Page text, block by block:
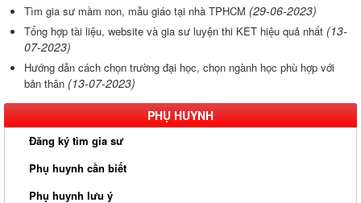
Tìm gia sư mầm non, mẫu giáo tại nhà TPHCM (29-06-2023)
Tổng hợp tài liệu, website và gia sư luyện thi KET hiệu quả nhất (13-
07-2023)
Hướng dẫn cách chọn trường đại học, chọn ngành học phù hợp với
bản thân (13-07-2023)
PHỤ HUYNH
Đăng ký tìm gia sư
Phụ huynh cần biết
Phụ huynh lưu ý